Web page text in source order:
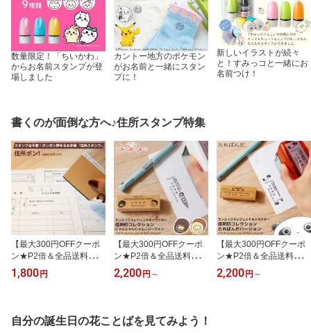
数量限定！「ちいかわ」
からお名前スタンプが登
場しました
カントー地方のポケモン
がお名前と一緒にスタン
プに！
新しいイラストが続々
と！すみっコと一緒にお
名前つけ！
書くのが面倒な方へ♪住所スタンプ特集
【最大300円OFFクーポ
ン★P2倍＆全品送料無
料】ポンポン押せるお手
軽 住所スタンプ『住所ポ
1,800 円
【最大300円OFFクーポ
ン★P2倍＆全品送料無
料】San-X レジェンドキ
ャラクター 住所印コレク
プ ハンコ オーダー ゴ
ム印 付箋 ハンドメイ
2,200 円 ～
【最大300円OFFクーポ
ン★P2倍＆全品送料無
料】San-X レジェンドキ
ャラクター 住所印コレク
2,200 円 ～
自分の誕生日の花ことばを見てみよう！